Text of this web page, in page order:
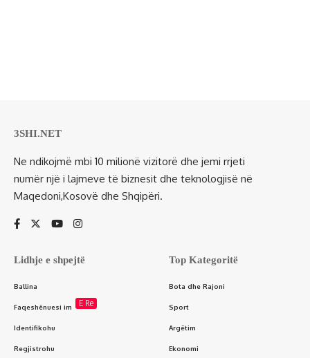
3SHI.NET
Ne ndikojmë mbi 10 milionë vizitorë dhe jemi rrjeti
numër një i lajmeve të biznesit dhe teknologjisë në
Maqedoni,Kosovë dhe Shqipëri.
Lidhje e shpejtë
Ballina
Faqeshënuesi im E Re
Identifikohu
Regjistrohu
Top Kategoritë
Bota dhe Rajoni
Sport
Argëtim
Ekonomi